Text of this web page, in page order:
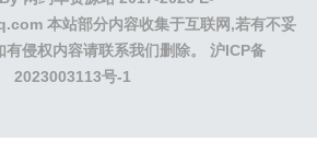
本站部分内容收集于互联网,若有不妥
侵权内容请联系我们删除。 沪ICP备
2023003113号-1